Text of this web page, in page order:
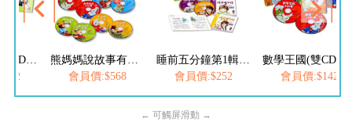
會員價:$568
會員價:$252
會員價:$142
← 可觸屏滑動 →